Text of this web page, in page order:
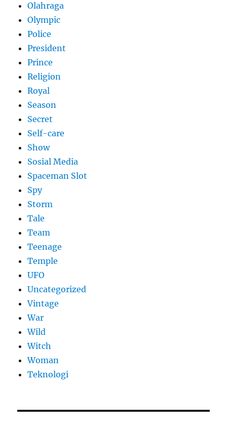
Olahraga
Olympic
Police
President
Prince
Religion
Royal
Season
Secret
Self-care
Show
Sosial Media
Spaceman Slot
Spy
Storm
Tale
Team
Teenage
Temple
UFO
Uncategorized
Vintage
War
Wild
Witch
Woman
​Teknologi